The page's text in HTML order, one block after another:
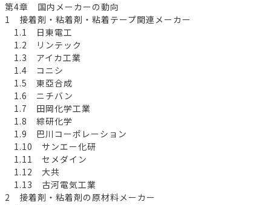
第4章 国内メーカーの動向
1 接着剤・粘着剤・粘着テープ関連メーカー
1.1 日東電工
1.2 リンテック
1.3 アイカ工業
1.4 コニシ
1.5 東亞合成
1.6 ニチバン
1.7 田岡化学工業
1.8 綜研化学
1.9 巴川コーポレーション
1.10 サンエー化研
1.11 セメダイン
1.12 大共
1.13 古河電気工業
2 接着剤・粘着剤の原材料メーカー